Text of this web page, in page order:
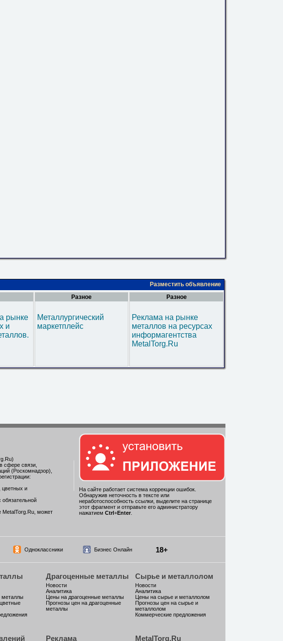
Разместить объявление
рынке
и
Разное
Металлургический
маркетплейс
Разное
Реклама на рынке
металлов на ресурсах
информагентства
MetalTorg.Ru
сфере связи,
(Роскомнадзор),
цветных и
может
На сайте работает система коррекции ошибок.
Обнаружив неточность в тексте или
неработоспособность ссылки, выделите на странице
этот фрагмент и отправьте его администратору
нажатием Ctrl +Enter.
Одноклассники Бизнес Онлайн 18+
металлы
Драгоценные металлы
Новости
Аналитика
Цены на драгоценные металлы
Прогнозы цен на драгоценные
металлы
Сырье и металлолом
Новости
Аналитика
Цены на сырье и металлолом
Прогнозы цен на сырье и
металлолом
Коммерческие предложения
Реклама MetalTorg.Ru